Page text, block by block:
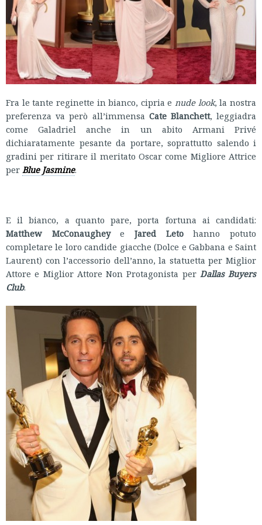
Fra le tante reginette in bianco, cipria e nude look, la nostra
preferenza va però all’immensa Cate Blanchett, leggiadra
come Galadriel anche in un abito Armani Privé
dichiaratamente pesante da portare, soprattutto salendo i
gradini per ritirare il meritato Oscar come Migliore Attrice
per Blue Jasmine.
E il bianco, a quanto pare, porta fortuna ai candidati:
Matthew McConaugheyeJared Letohanno potuto
completare le loro candide giacche (Dolce e Gabbana e Saint
Laurent) con l’accessorio dell’anno, la statuetta per Miglior
Attore e Miglior Attore Non Protagonista per Dallas Buyers
Club.